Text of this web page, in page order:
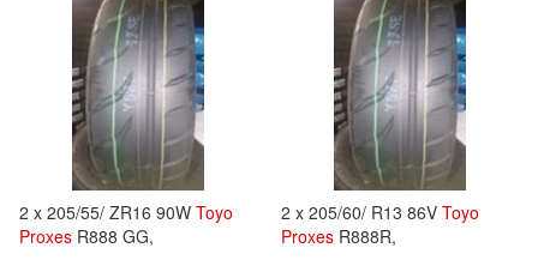
2 x 205/55/ ZR16 90W Toyo
Proxes R888 GG,
2 x 205/60/ R13 86V Toyo
Proxes R888R,